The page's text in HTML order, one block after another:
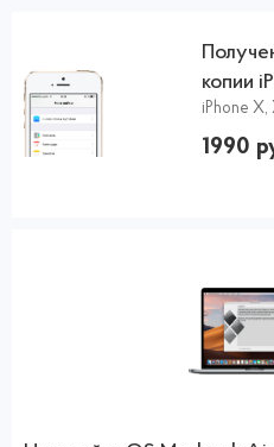
копии
iPhone X,
1990